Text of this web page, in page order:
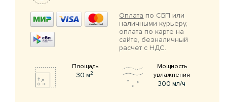
Оплата по СБП или
наличными курьеру,
оплата по карте на
сайте, безналичный
расчет с НДС.
Площадь
30 м2
Мощность
увлажнения
300 мл/ч